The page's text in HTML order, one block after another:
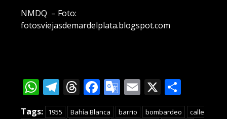
NMDQ – Foto:
fotosviejasdemardelplata.blogspot.com
WhatsApp
Telegram
Threads
Facebook
Google
Translate
Email
X
Tags: 1955 Bahía Blanca barrio bombardeo
calle